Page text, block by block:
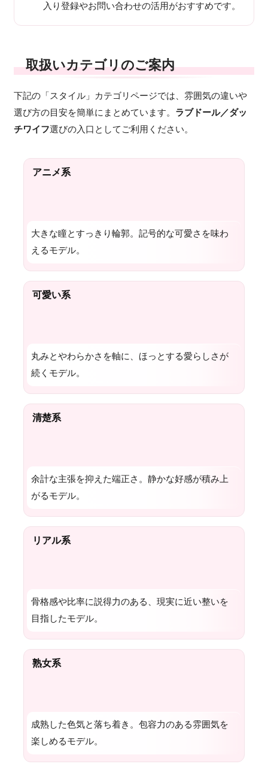
入り登録やお問い合わせの活用がおすすめです。
取扱いカテゴリのご案内
下記の「スタイル」カテゴリページでは、雰囲気の違いや
選び方の目安を簡単にまとめています。 ラブドール／ダッ
チワイフ選びの入口としてご利用ください。
アニメ系
大きな瞳とすっきり輪郭。記号的な可愛さを味わ
えるモデル。
可愛い系
丸みとやわらかさを軸に、ほっとする愛らしさが
続くモデル。
清楚系
余計な主張を抑えた端正さ。静かな好感が積み上
がるモデル。
リアル系
骨格感や比率に説得力のある、現実に近い整いを
目指したモデル。
熟女系
成熟した色気と落ち着き。包容力のある雰囲気を
楽しめるモデル。